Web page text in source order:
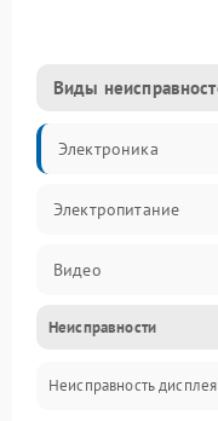
Виды
Электроника
Электропитание
Видео
ПО
Сенсоры
Неисправности
Неисправность дисплея